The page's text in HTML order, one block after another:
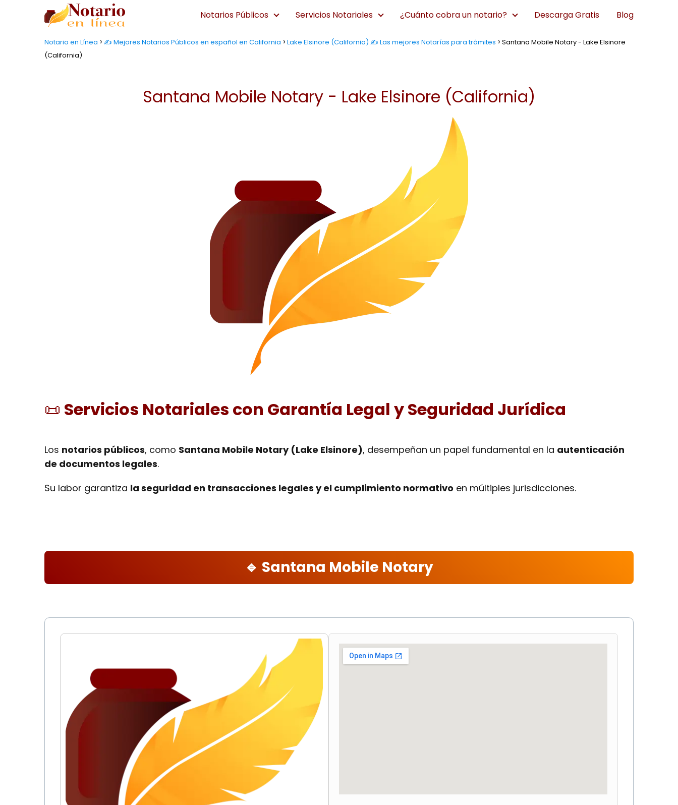
Notarios Públicos Servicios Notariales ¿Cuánto cobra un notario? Descarga Gratis Blog
Notario en Línea ✍️ Mejores Notarios Públicos en español en California Lake Elsinore (California) ✍️ Las mejores Notarías para trámites
Santana Mobile Notary - Lake Elsinore
(California)
Santana Mobile Notary - Lake Elsinore (California)
📜 Servicios Notariales con Garantía Legal y Seguridad Jurídica
Los notarios públicos, como Santana Mobile Notary (Lake Elsinore), desempeñan un papel fundamental en la autenticación
de documentos legales.
Su labor garantiza la seguridad en transacciones legales y el cumplimiento normativo en múltiples jurisdicciones.
🔹 Santana Mobile Notary